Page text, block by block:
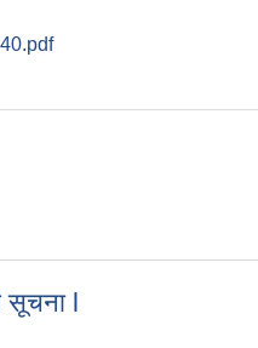
सूचना l